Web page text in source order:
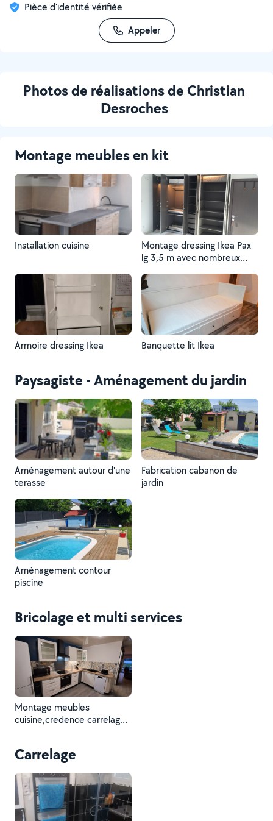
Pièce d'identité vérifiée
Appeler
Photos de réalisations de Christian
Desroches
Montage meubles en kit
Installation cuisine
Montage dressing Ikea Pax
lg 3,5 m avec nombreux
Armoire dressing Ikea Banquette lit Ikea
Paysagiste - Aménagement du jardin
Aménagement autour d'une
terasse
Fabrication cabanon de
jardin
Aménagement contour
piscine
Bricolage et multi services
Montage meubles
cuisine,credence carrelage,
Carrelage